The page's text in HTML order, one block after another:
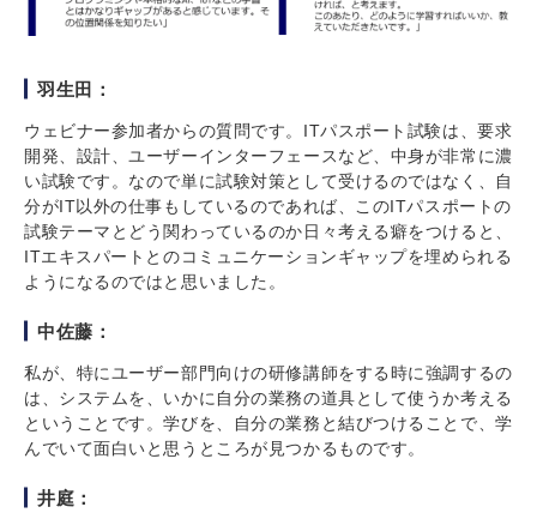
羽生田：
ウェビナー参加者からの質問です。ITパスポート試験は、要求
開発、設計、ユーザーインターフェースなど、中身が非常に濃
い試験です。なので単に試験対策として受けるのではなく、自
分がIT以外の仕事もしているのであれば、このITパスポートの
試験テーマとどう関わっているのか日々考える癖をつけると、
ITエキスパートとのコミュニケーションギャップを埋められる
ようになるのではと思いました。
中佐藤：
私が、特にユーザー部門向けの研修講師をする時に強調するの
は、システムを、いかに自分の業務の道具として使うか考える
ということです。学びを、自分の業務と結びつけることで、学
んでいて面白いと思うところが見つかるものです。
井庭：